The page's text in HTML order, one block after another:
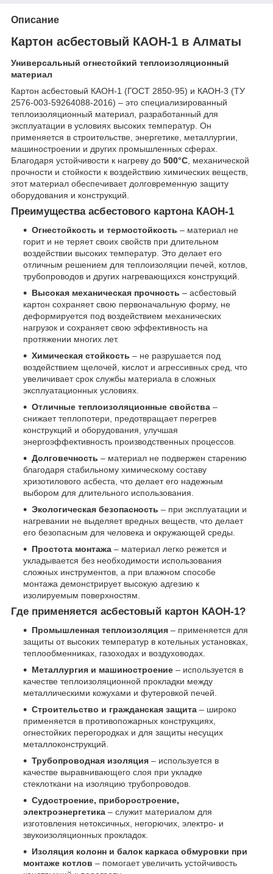
Описание
Картон асбестовый КАОН-1 в Алматы
Универсальный огнестойкий теплоизоляционный
материал
Картон асбестовый КАОН-1 (ГОСТ 2850-95) и КАОН-3 (ТУ
2576-003-59264088-2016) – это специализированный
теплоизоляционный материал, разработанный для
эксплуатации в условиях высоких температур. Он
применяется в строительстве, энергетике, металлургии,
машиностроении и других промышленных сферах.
Благодаря устойчивости к нагреву до 500°С, механической
прочности и стойкости к воздействию химических веществ,
этот материал обеспечивает долговременную защиту
оборудования и конструкций.
Преимущества асбестового картона КАОН-1
Огнестойкость и термостойкость – материал не
горит и не теряет своих свойств при длительном
воздействии высоких температур. Это делает его
отличным решением для теплоизоляции печей, котлов,
трубопроводов и других нагревающихся конструкций.
Высокая механическая прочность – асбестовый
картон сохраняет свою первоначальную форму, не
деформируется под воздействием механических
нагрузок и сохраняет свою эффективность на
протяжении многих лет.
Химическая стойкость – не разрушается под
воздействием щелочей, кислот и агрессивных сред, что
увеличивает срок службы материала в сложных
эксплуатационных условиях.
Отличные теплоизоляционные свойства –
снижает теплопотери, предотвращает перегрев
конструкций и оборудования, улучшая
энергоэффективность производственных процессов.
Долговечность – материал не подвержен старению
благодаря стабильному химическому составу
хризотилового асбеста, что делает его надежным
выбором для длительного использования.
Экологическая безопасность – при эксплуатации и
нагревании не выделяет вредных веществ, что делает
его безопасным для человека и окружающей среды.
Простота монтажа – материал легко режется и
укладывается без необходимости использования
сложных инструментов, а при влажном способе
монтажа демонстрирует высокую адгезию к
изолируемым поверхностям.
Где применяется асбестовый картон КАОН-1?
Промышленная теплоизоляция – применяется для
защиты от высоких температур в котельных установках,
теплообменниках, газоходах и воздуховодах.
Металлургия и машиностроение – используется в
качестве теплоизоляционной прокладки между
металлическими кожухами и футеровкой печей.
Строительство и гражданская защита – широко
применяется в противопожарных конструкциях,
огнестойких перегородках и для защиты несущих
металлоконструкций.
Трубопроводная изоляция – используется в
качестве выравнивающего слоя при укладке
стеклоткани на изоляцию трубопроводов.
Судостроение, приборостроение,
электроэнергетика – служит материалом для
изготовления нетоксичных, негорючих, электро- и
звукоизоляционных прокладок.
Изоляция колонн и балок каркаса обмуровки при
монтаже котлов – помогает увеличить устойчивость